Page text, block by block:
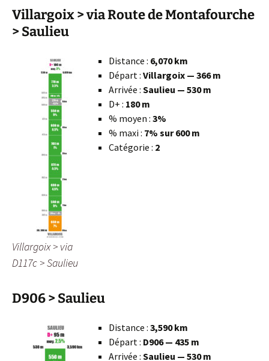
Villargoix > via Route de Montafourche
> Saulieu
Villargoix > via
D117c > Saulieu
Distance : 6,070 km
Départ : Villargoix — 366 m
Arrivée : Saulieu — 530 m
D+ : 180 m
% moyen : 3%
% maxi : 7% sur 600 m
Catégorie : 2
D906 > Saulieu
Distance : 3,590 km
Départ : D906 — 435 m
Arrivée : Saulieu — 530 m